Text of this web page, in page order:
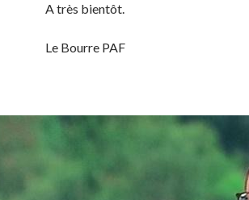
A très bientôt.
Le Bourre PAF